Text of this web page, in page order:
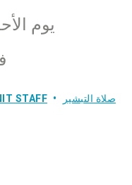
يوم الأحد 21 أيلول/
STAFF
صلاة التبشير